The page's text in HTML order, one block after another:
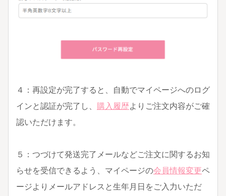
４：再設定が完了すると、自動でマイページへのログ
インと認証が完了し、 購入履歴よりご注文内容がご確
認いただけます。
５：つづけて発送完了メールなどご注文に関するお知
らせを受信できるよう、マイページの会員情報変更ペ
ージよりメールアドレスと生年月日をご入力いただ